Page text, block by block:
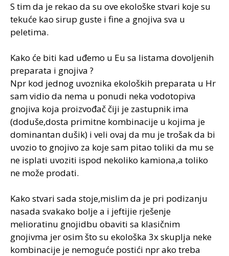
S tim da je rekao da su ove ekološke stvari koje su
tekuće kao sirup guste i fine a gnojiva sva u
peletima.
Kako će biti kad uđemo u Eu sa listama dovoljenih
preparata i gnojiva ?
Npr kod jednog uvoznika ekoloških preparata u Hr
sam vidio da nema u ponudi neka vodotopiva
gnojiva koja proizvođač čiji je zastupnik ima
(doduše,dosta primitne kombinacije u kojima je
dominantan dušik) i veli ovaj da mu je trošak da bi
uvozio to gnojivo za koje sam pitao toliki da mu se
ne isplati uvoziti ispod nekoliko kamiona,a toliko
ne može prodati.
Kako stvari sada stoje,mislim da je pri podizanju
nasada svakako bolje a i jeftijie rješenje
melioratinu gnojidbu obaviti sa klasičnim
gnojivma jer osim što su ekološka 3x skuplja neke
kombinacije je nemoguće postići npr ako treba